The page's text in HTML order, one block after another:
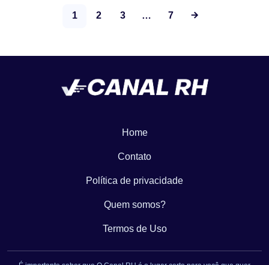
1 2 3 … 7
Home
Contato
Política de privacidade
Quem somos?
Termos de Uso